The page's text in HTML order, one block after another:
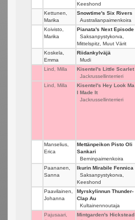
Keeshond
Kettunen,
Marika
Snowtime's Six Rivers
Australianpaimenkoira
Koivisto,
Marika
Pianata's Next Episode
Saksanpystykorva,
Mittelspitz, Muut Värit
Koskela,
Emma
Riidankylväjä
Mudi
Lind, Milla
Kisentel's Little Scarlet
Jackrussellinterrieri
Lind, Milla
Kisentel's Hey Look Ma
I Made It
Jackrussellinterrieri
Manselius,
Erica
Mettänpeikon Pisto Oli
Sankari
Berninpaimenkoira
Paananen,
Sanna
Ikurin Mirabile Fennica
Saksanpystykorva,
Keeshond
Paavilainen,
Johanna
Myrskylinnun Thunder-
Clap Au
Kultainennoutaja
Pajusaari,
Mintgarden's Hickstead